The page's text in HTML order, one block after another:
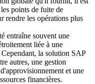
points de fuite de
rendre les opérations plus
entraîne souvent une
liée à une
la solution SAP
autres, une gestion
et une
financières.